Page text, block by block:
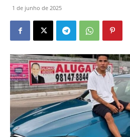
1 de junho de 2025